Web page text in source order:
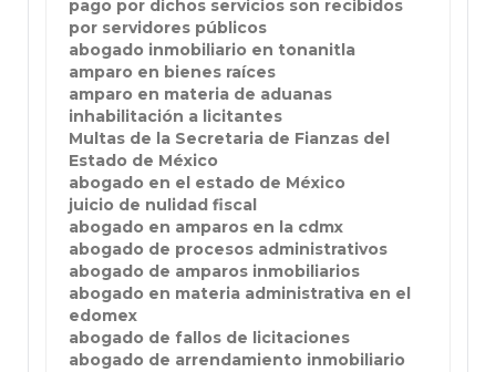
pago por dichos servicios son recibidos
por servidores públicos
abogado inmobiliario en tonanitla
amparo en bienes raíces
amparo en materia de aduanas
inhabilitación a licitantes
Multas de la Secretaria de Fianzas del
Estado de México
abogado en el estado de México
juicio de nulidad fiscal
abogado en amparos en la cdmx
abogado de procesos administrativos
abogado de amparos inmobiliarios
abogado en materia administrativa en el
edomex
abogado de fallos de licitaciones
abogado de arrendamiento inmobiliario